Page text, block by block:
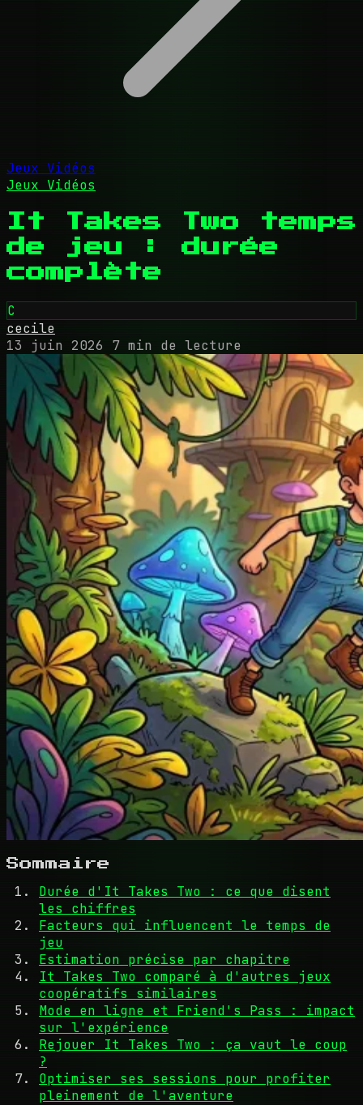
Jeux Vidéos
Jeux Vidéos
It Takes Two temps
de jeu : durée
complète
C
cecile
13 juin 2026
7 min de lecture
Sommaire
Durée d'It Takes Two : ce que disent
les chiffres
Facteurs qui influencent le temps de
jeu
Estimation précise par chapitre
It Takes Two comparé à d'autres jeux
coopératifs similaires
Mode en ligne et Friend's Pass : impact
sur l'expérience
Rejouer It Takes Two : ça vaut le coup
?
Optimiser ses sessions pour profiter
pleinement de l'aventure